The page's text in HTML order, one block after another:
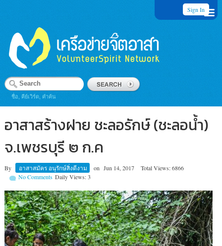
Sign In
ชื่อ, คีย์เวิร์ด, คำค้น
อาสาสร้างฝาย ชะลอรักษ์ (ชะลอน้ำ)
จ.เพชรบุรี ๒ ก.ค
By อาสาสมัคร อนุรักษ์สิ่งดีงาม on Jun 14, 2017
Total Views: 6866
Daily Views: 3
No Comments